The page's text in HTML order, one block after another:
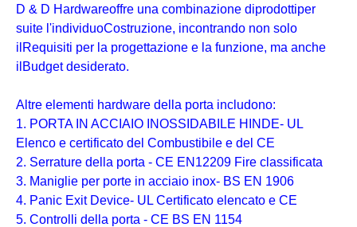
D & D Hardwareoffre una combinazione diprodottiper
suite l'individuoCostruzione, incontrando non solo
il Requisiti per la progettazione e la funzione, ma anche
il Budget desiderato.
Altre elementi hardware della porta includono:
1. PORTA IN ACCIAIO INOSSIDABILE HINDE- UL
Elenco e certificato del Combustibile e del CE
2. Serrature della porta - CE EN12209 Fire classificata
3. Maniglie per porte in acciaio inox- BS EN 1906
4. Panic Exit Device- UL Certificato elencato e CE
5. Controlli della porta - CE BS EN 1154